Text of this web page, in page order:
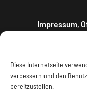
Diese Internetseite
verbessern und den
bereitzustellen.
Impressum,